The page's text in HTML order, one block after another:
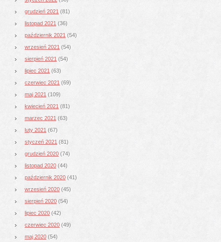
grudzień 2021 (81)
listopad 2021 (36)
październik 2021 (54)
wrzesień 2021 (54)
sierpień 2021 (54)
lipiec 2021 (63)
czerwiec 2021 (69)
maj 2021 (109)
kwiecień 2021 (81)
marzec 2021 (63)
luty 2021 (67)
styczeń 2021 (81)
grudzień 2020 (74)
listopad 2020 (44)
październik 2020 (41)
wrzesień 2020 (45)
sierpień 2020 (54)
lipiec 2020 (42)
czerwiec 2020 (49)
maj 2020 (54)